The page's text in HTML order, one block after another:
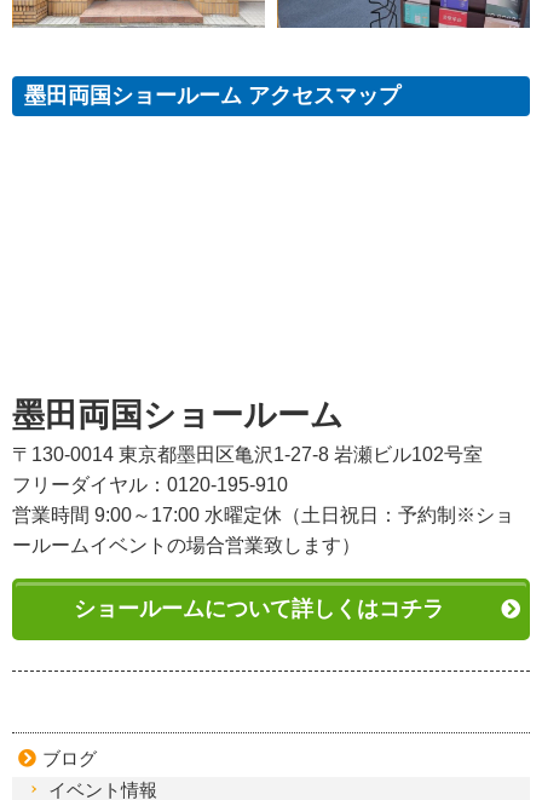
墨田両国ショールーム アクセスマップ
墨田両国ショールーム
〒130-0014 東京都墨田区亀沢1-27-8 岩瀬ビル102号室
フリーダイヤル：0120-195-910
営業時間 9:00～17:00 水曜定休（土日祝日：予約制※ショ
ールームイベントの場合営業致します）
ショールームについて詳しくはコチラ
ブログ
イベント情報